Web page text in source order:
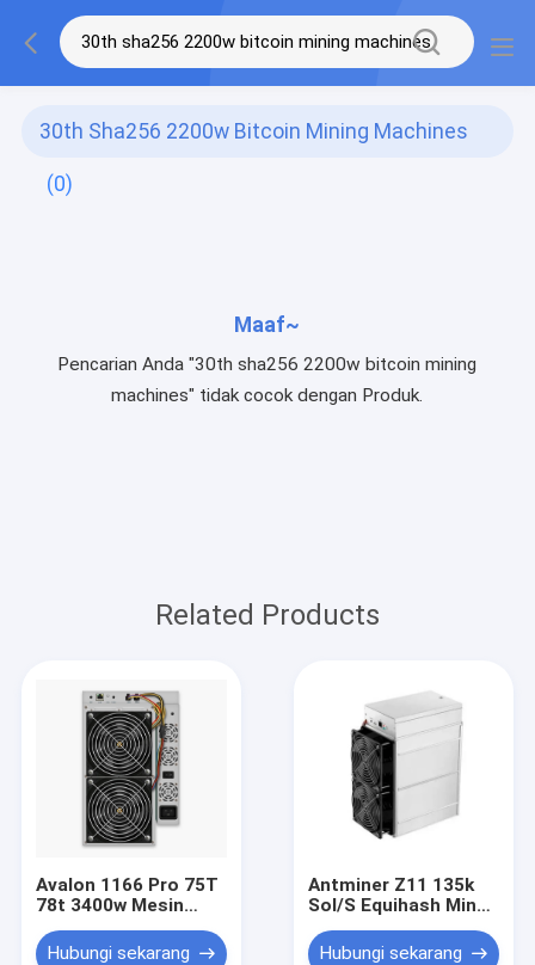
30th Sha256 2200w Bitcoin Mining Machines
(0)
Maaf~
Pencarian Anda "30th sha256 2200w bitcoin mining
machines" tidak cocok dengan Produk.
Related Products
Avalon 1166 Pro 75T
78t 3400w Mesin
Penambangan
Bitcoin Asic
Hubungi sekarang
Antminer Z11 135k
Sol/S Equihash Miner
Dan Power Supply
1418W Zec Miner
Hubungi sekarang